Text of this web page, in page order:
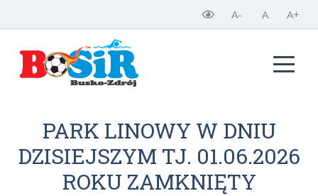
A- A A+
PARK LINOWY W DNIU
DZISIEJSZYM TJ. 01.06.2026
ROKU ZAMKNIĘTY